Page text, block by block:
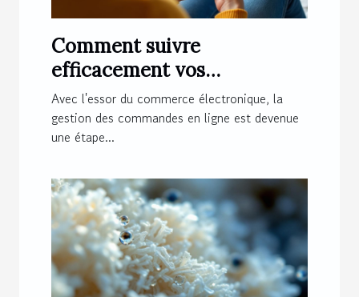
Comment suivre
efficacement vos
commandes en ligne ?
Avec l'essor du commerce électronique, la
gestion des commandes en ligne est devenue
une étape...